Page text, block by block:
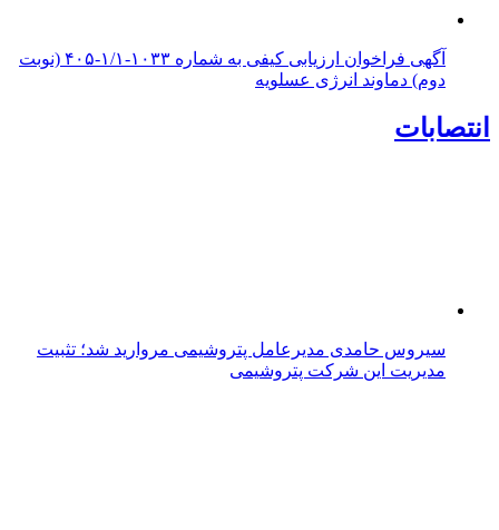
آگهی فراخوان ارزیابی کیفی به شماره ۱۰۳۳-۱/۱-۴۰۵ (نوبت
دوم) دماوند انرژی عسلویه
انتصابات
سیروس حامدی مدیرعامل پتروشیمی مروارید شد؛ تثبیت
مدیریت این شرکت پتروشیمی